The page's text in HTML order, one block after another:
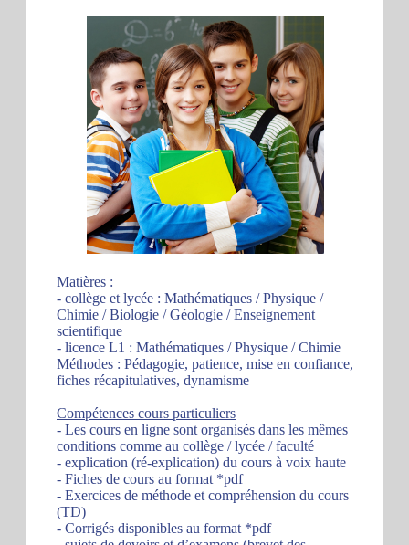
Matières :
- collège et lycée : Mathématiques / Physique /
Chimie / Biologie / Géologie / Enseignement
scientifique
- licence L1 : Mathématiques / Physique / Chimie
Méthodes : Pédagogie, patience, mise en confiance,
fiches récapitulatives, dynamisme
Compétences cours particuliers
- Les cours en ligne sont organisés dans les mêmes
conditions comme au collège / lycée / faculté
- explication (ré-explication) du cours à voix haute
- Fiches de cours au format *pdf
- Exercices de méthode et compréhension du cours
(TD)
- Corrigés disponibles au format *pdf